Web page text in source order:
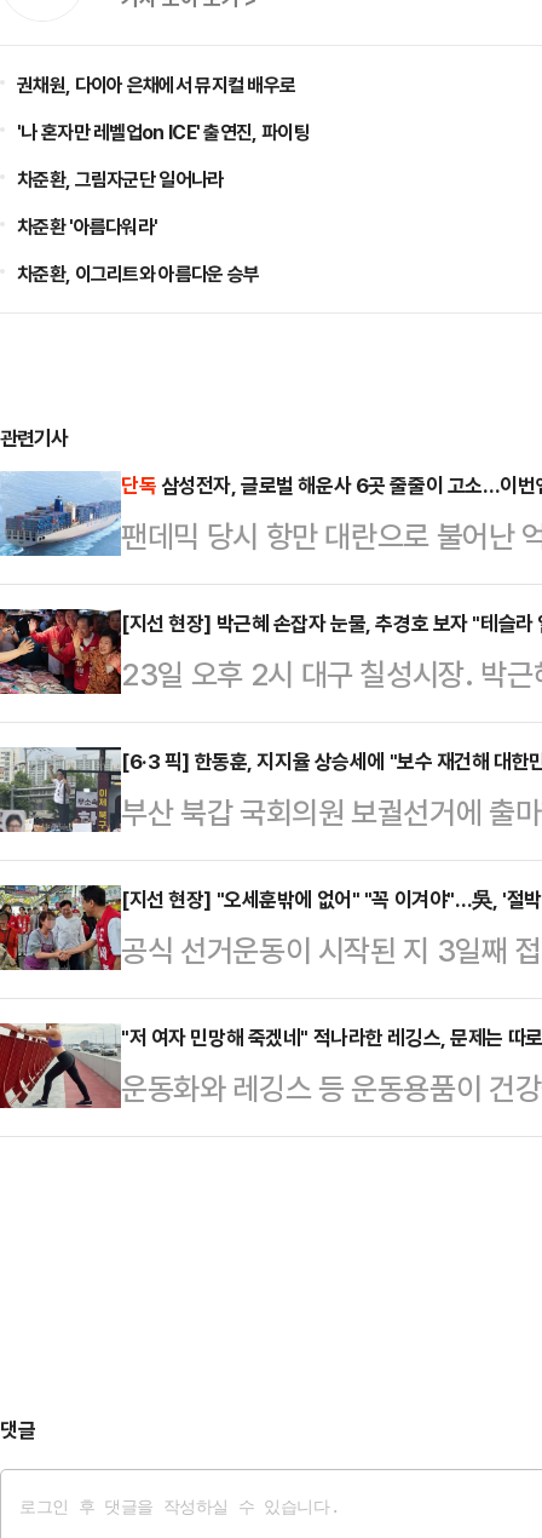
권채원, 다이아 은채에서 뮤지컬 배우로
'나 혼자만 레벨업on ICE' 출연진, 파이팅
차준환, 그림자군단 일어나라
차준환 '아름다워라'
차준환, 이그리트와 아름다운 승부
관련기사
단독삼성전자, 글로벌 해운사 6곳 줄줄이 고소…이번
팬데믹 당시 항만 대란으로 불어난
법인과 글로벌 해운사 간 법정 공
한 비용 청구에 맞서 글로벌 선사들
서는 수백만 달러 규모의 배상 명령
르면 삼성전자 미국법인
대만계 해운사 완하이 라인(Wan
회(FMC)에 고소장을 접수했다.
[지선 현장] 박근혜 손잡자 눈물, 추경호 보자 "테슬
23일 오후 2시 대구 칠성시장. 박
장 후보와 함께 시장 골목에 모습을
다. "공주님" "사랑합니다"라는 외
대통령의 손을 잡고 울먹였다.같은
랐다. 추 후보가 골목에 들어서자
다. "추경호 잘생겼다", "악수 한 번
"테슬라, SK 우리 일자리 잘 부탁
년…
[6·3 픽] 한동훈, 지지율 상승세에 "보수 재건해 대한
부산 북갑 국회의원 보궐선거에 출
를 보이고 있는 것에 대해 "보수를
큰 민심의 흐름이 있다고 생각한다
산 사상구 운수사에서 기자들과 만
는 그런 선거이기도 하지만 더 크게
정하는 선거이기도 하다"면서 이같
서 저 한동훈이 유일하다"며 "그리
의 균형추를 맞추고 20년…
[지선 현장] "오세훈밖에 없어" "꼭 이겨야"…吳, '절
공식 선거운동이 시작된 지 3일째
가 감지되고 있다. 당초 열세에 몰
승세가 눈에 띄고 있기 때문이다.
만, 실제 오 후보를 향한 지지세는
오 후보는 선거운동 시작 이후 첫
"저 여자 민망해 죽겠네" 적나라한 레깅스, 문제는 따
운동화와 레깅스 등 운동용품이 건
다.16일 관련업계에 따르면 영국
댓글